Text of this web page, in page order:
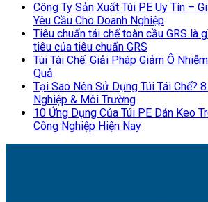
Công Ty Sản Xuất Túi PE Uy Tín –
Yêu Cầu Cho Doanh Nghiệp
Tiêu chuẩn tái chế toàn cầu GRS là
tiêu của tiêu chuẩn GRS
Túi Tái Chế: Giải Pháp Giảm Ô
Quả
Tại Sao Nên Sử Dụng Túi Tái Chế?
Nghiệp & Môi Trường
10 Ứng Dụng Của Túi PE Dán Keo
Công Nghiệp Hiện Nay